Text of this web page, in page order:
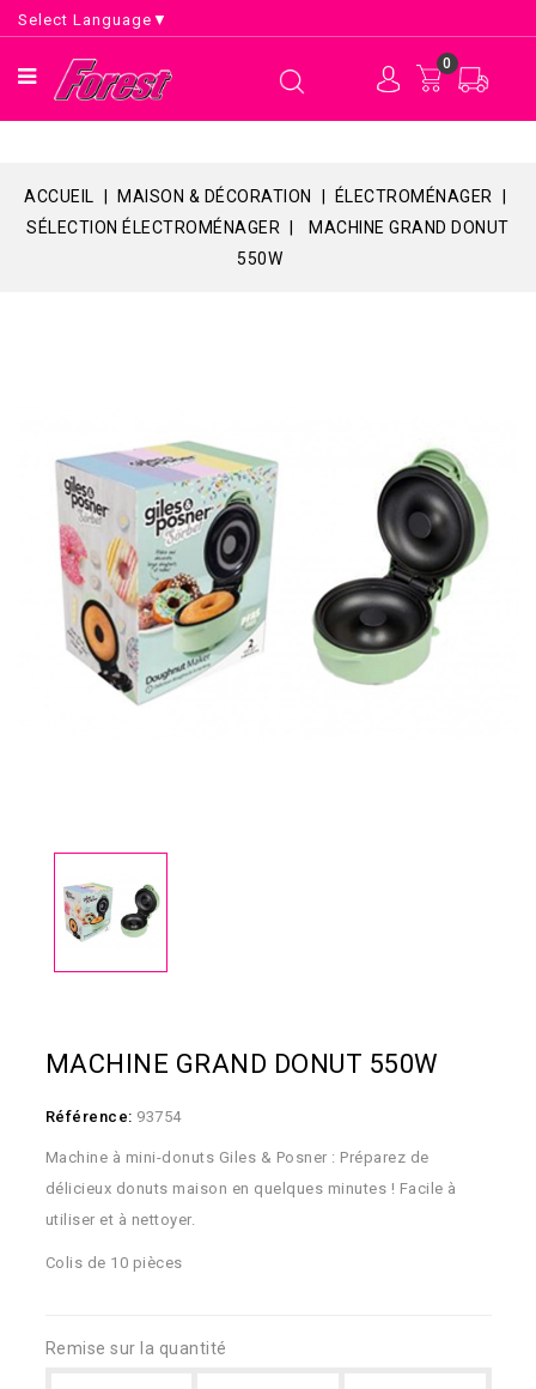
Select Language ▼
0
ACCUEIL MAISON & DÉCORATION
ÉLECTROMÉNAGER
SÉLECTION ÉLECTROMÉNAGER
MACHINE GRAND DONUT
550W
MACHINE GRAND DONUT 550W
Référence: 93754
Machine à mini-donuts Giles & Posner : Préparez de
délicieux donuts maison en quelques minutes ! Facile à
utiliser et à nettoyer.
Colis de 10 pièces
Remise sur la quantité